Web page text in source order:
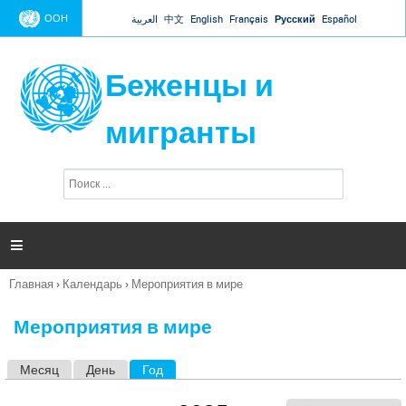
Jump to navigation
ООН العربية 中文 English Français Русский Español
Беженцы и
мигранты
п
и

Вы
Главная › Календарь › Мероприятия в мире
Мероприятия в мире
Месяц День Год